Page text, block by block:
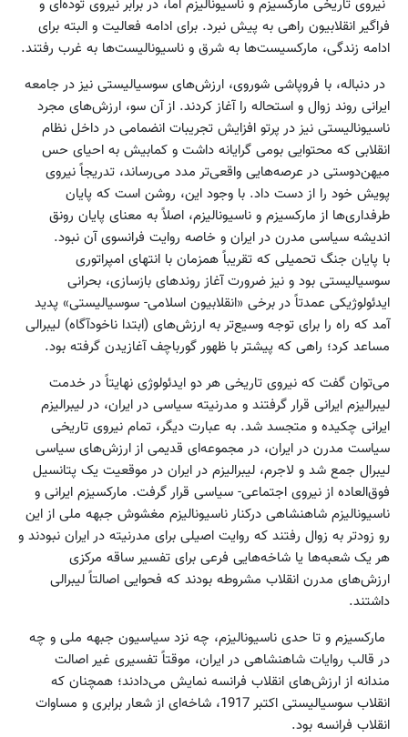
نیروی تاریخی مارکسیزم و ناسیونالیزم اما، در برابر نیروی توده‌ای و
فراگیر انقلابیون راهی به پیش نبرد. برای ادامه فعالیت‌ و البته برای
ادامه زندگی، مارکسیست‌ها به شرق و ناسیونالیست‌ها به غرب رفتند.
در دنباله، با فروپاشی شوروی، ارزش‌های سوسیالیستی نیز در جامعه
ایرانی روند زوال و استحاله را آغاز کردند. از آن سو، ارزش‌های مجرد
ناسیونالیستی نیز در پرتو افزایش تجریبات انضمامی در داخل نظام
انقلابی که محتوایی بومی گرایانه داشت و کمابیش به احیای حس
میهن‌دوستی در عرصه‌هایی واقعی‌تر مدد می‌رساند، تدریجاً نیروی
پویش خود را از دست داد. با وجود این، روشن است که پایان
طرفداری‌ها از مارکسیزم و ناسیونالیزم، اصلاً به معنای پایان رونق
اندیشه سیاسی مدرن در ایران و خاصه روایت فرانسوی آن نبود.
با پایان جنگ تحمیلی که تقریباً همزمان با انتهای امپراتوری
سوسیالیستی بود و نیز ضرورت آغاز روندهای بازسازی، بحرانی
ایدئولوژیکی عمدتاً در برخی «انقلابیون اسلامی- سوسیالیستی» پدید
آمد که راه را برای توجه وسیع‌تر به ارزش‌های (ابتدا ناخودآگاه) لیبرالی
مساعد کرد؛ راهی که پیشتر با ظهور گورباچف آغازیدن گرفته بود.
می‌توان گفت که نیروی تاریخی هر دو ایدئولوژی نهایتاً در خدمت
لیبرالیزم ایرانی قرار گرفتند و مدرنیته سیاسی در ایران، در لیبرالیزم
ایرانی چکیده و متجسد شد. به عبارت دیگر، تمام نیروی تاریخی
سیاست مدرن در ایران، در مجموعه‌ای قدیمی از ارزش‌های سیاسی
لیبرال جمع شد و لاجرم، لیبرالیزم در ایران در موقعیت یک پتانسیل
فوق‌العاده از نیروی اجتماعی- سیاسی قرار گرفت. مارکسیزم ایرانی و
ناسیونالیزم شاهنشاهی درکنار ناسیونالیزم مغشوش جبهه ملی از این
رو زودتر به زوال رفتند که روایت اصیلی برای مدرنیته در ایران نبودند و
هر یک شعبه‌ها یا شاخه‌هایی فرعی برای تفسیر ساقه مرکزی
ارزش‌های مدرن انقلاب مشروطه بودند که فحوایی اصالتاً لیبرالی
داشتند.
مارکسیزم و تا حدی ناسیونالیزم، چه نزد سیاسیون جبهه ملی و چه
در قالب روایات شاهنشاهی در ایران، موقتاً تفسیری غیر اصالت
مندانه از ارزش‌های انقلاب فرانسه نمایش می‌دادند؛ همچنان که
انقلاب سوسیالیستی اکتبر 1917، شاخه‌ای از شعار برابری و مساوات
انقلاب فرانسه بود.